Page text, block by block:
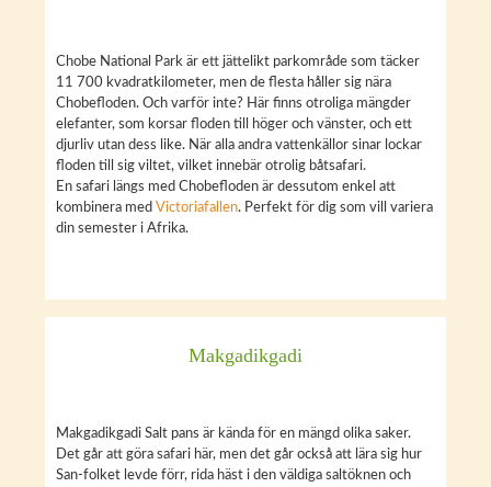
Chobe National Park är ett jättelikt parkområde som täcker
11 700 kvadratkilometer, men de flesta håller sig nära
Chobefloden. Och varför inte? Här finns otroliga mängder
elefanter, som korsar floden till höger och vänster, och ett
djurliv utan dess like. När alla andra vattenkällor sinar lockar
floden till sig viltet, vilket innebär otrolig båtsafari.
En safari längs med Chobefloden är dessutom enkel att
kombinera med Victoriafallen. Perfekt för dig som vill variera
din semester i Afrika.
Makgadikgadi
Makgadikgadi Salt pans är kända för en mängd olika saker.
Det går att göra safari här, men det går också att lära sig hur
San-folket levde förr, rida häst i den väldiga saltöknen och